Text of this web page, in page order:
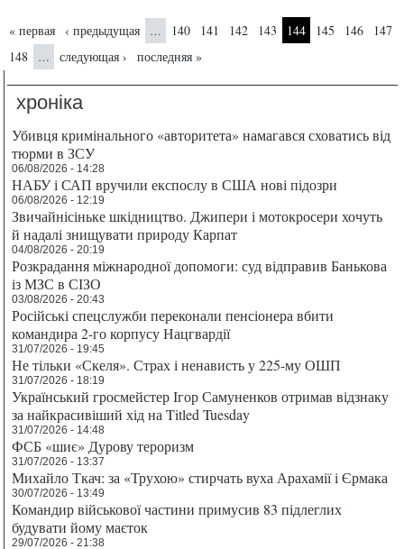
Страницы
« первая ‹ предыдущая … 140 141 142 143 144 145 146
147
148
… следующая › последняя »
хроніка
Убивця кримінального «авторитета» намагався сховатись від
тюрми в ЗСУ
06/08/2026 - 14:28
НАБУ і САП вручили експослу в США нові підозри
06/08/2026 - 12:19
Звичайнісіньке шкідництво. Джипери і мотокросери хочуть
й надалі знищувати природу Карпат
04/08/2026 - 20:19
Розкрадання міжнародної допомоги: суд відправив Банькова
із МЗС в СІЗО
03/08/2026 - 20:43
Російські спецслужби переконали пенсіонера вбити
командира 2-го корпусу Нацгвардії
31/07/2026 - 19:45
Не тільки «Скеля». Страх і ненависть у 225-му ОШП
31/07/2026 - 18:19
Український гросмейстер Ігор Самуненков отримав відзнаку
за найкрасивіший хід на Titled Tuesday
31/07/2026 - 14:48
ФСБ «шиє» Дурову тероризм
31/07/2026 - 13:37
Михайло Ткач: за «Трухою» стирчать вуха Арахамії і Єрмака
30/07/2026 - 13:49
Командир військової частини примусив 83 підлеглих
будувати йому маєток
29/07/2026 - 21:38